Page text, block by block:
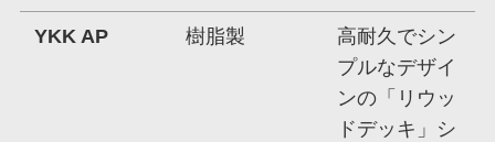
YKK AP 樹脂製
高耐久でシン
プルなデザイ
ンの「リウッ
ドデッキ」シ